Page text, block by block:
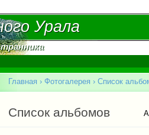
Урала
Урала
Вы здесь
Главная › Фотогалерея › Список
Список альбомов
Главные вкладки